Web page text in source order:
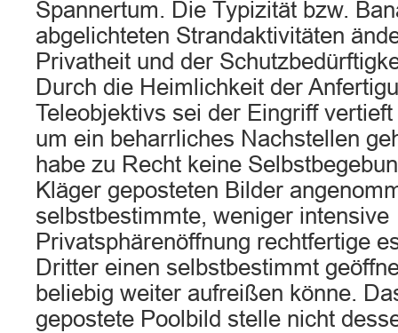
Spannertum. Die Typizität bzw.
abgelichteten Strandaktivitäten
Privatheit und der
Durch die Heimlichkeit der
Teleobjektivs sei der Eingriff
um ein beharrliches Nachstellen
habe zu Recht keine
Kläger geposteten Bilder
selbstbestimmte, weniger intensive
Privatsphärenöffnung rechtfertige
Dritter einen selbstbestimmt
beliebig weiter aufreißen könne.
gepostete Poolbild stelle nicht